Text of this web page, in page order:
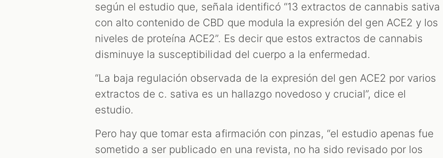
según el estudio que, señala identificó “13 extractos de cannabis sativa
con alto contenido de CBD que modula la expresión del gen ACE2 y los
niveles de proteína ACE2”. Es decir que estos extractos de cannabis
disminuye la susceptibilidad del cuerpo a la enfermedad.
“La baja regulación observada de la expresión del gen ACE2 por varios
extractos de c. sativa es un hallazgo novedoso y crucial”, dice el
estudio.
Pero hay que tomar esta afirmación con pinzas, “el estudio apenas fue
sometido a ser publicado en una revista, no ha sido revisado por los